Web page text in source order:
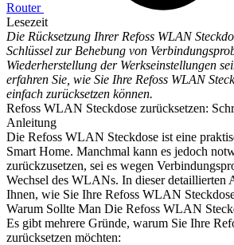
Router
Lesezeit
Die Rücksetzung Ihrer Refoss WLAN
Schlüssel zur Behebung von
Wiederherstellung der Werkseinstellungen
erfahren Sie, wie Sie Ihre Refoss WLAN
einfach zurücksetzen können.
Refoss WLAN Steckdose zurücksetzen:
Anleitung
Die Refoss WLAN Steckdose ist eine
Smart Home. Manchmal kann es jedoch
zurückzusetzen, sei es wegen
Wechsel des WLANs. In dieser detaillierten
Ihnen, wie Sie Ihre Refoss WLAN
Warum Sollte Man Die Refoss WLAN
Es gibt mehrere Gründe, warum Sie Ihre
zurücksetzen möchten: